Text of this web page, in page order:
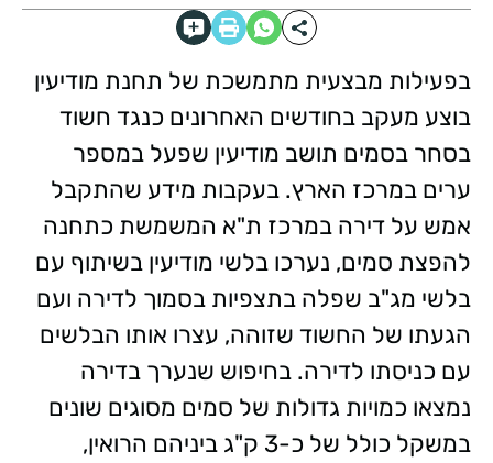
בפעילות מבצעית מתמשכת של תחנת מודיעין
בוצע מעקב בחודשים האחרונים כנגד חשוד
בסחר בסמים תושב מודיעין שפעל במספר
ערים במרכז הארץ. בעקבות מידע שהתקבל
אמש על דירה במרכז ת"א המשמשת כתחנה
להפצת סמים, נערכו בלשי מודיעין בשיתוף עם
בלשי מג"ב שפלה בתצפיות בסמוך לדירה ועם
הגעתו של החשוד שזוהה, עצרו אותו הבלשים
עם כניסתו לדירה. בחיפוש שנערך בדירה
נמצאו כמויות גדולות של סמים מסוגים שונים
במשקל כולל של כ-3 ק"ג ביניהם הרואין,